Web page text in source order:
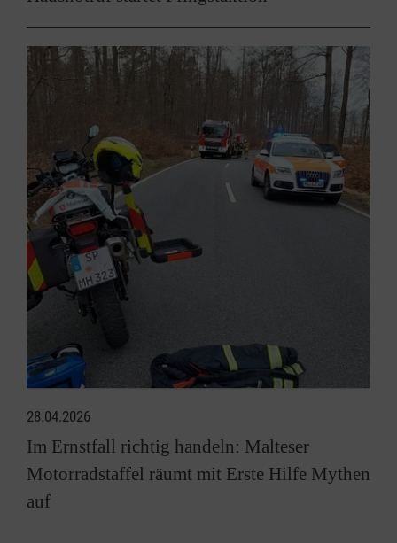
28.04.2026
Im Ernstfall richtig handeln: Malteser
Motorradstaffel räumt mit Erste Hilfe Mythen
auf